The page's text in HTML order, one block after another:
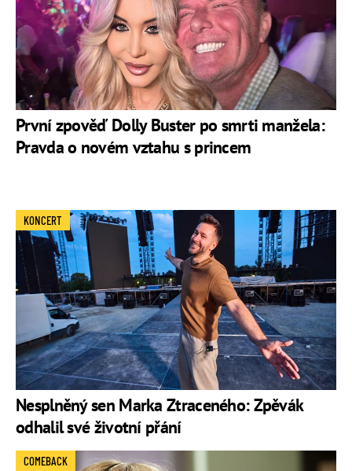
První zpověď Dolly Buster po smrti manžela:
Pravda o novém vztahu s princem
Nesplněný sen Marka Ztraceného: Zpěvák
odhalil své životní přání
KONCERT
COMEBACK